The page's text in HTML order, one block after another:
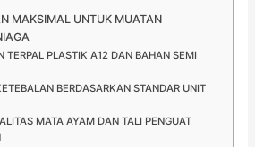
MAKSIMAL UNTUK MUATAN
TERPAL PLASTIK A12 DAN BAHAN SEMI
BERDASARKAN STANDAR UNIT
MATA AYAM DAN TALI PENGUAT